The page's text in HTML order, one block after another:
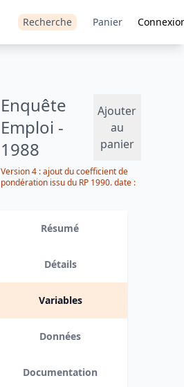
Recherche Panier
Enquête
Emploi -
1988
Ajouter
au
panier
Version 4 : ajout du coefficient de
pondération issu du RP 1990. date :
Résumé
Détails
Variables
Données
Documentation